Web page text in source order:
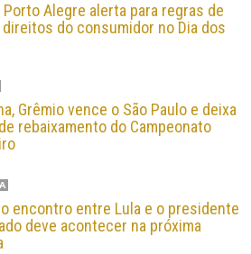
Alegre alerta para regras de
do consumidor no Dia dos
Grêmio vence o São Paulo e deixa
rebaixamento do Campeonato
encontro entre Lula e o presidente
deve acontecer na próxima